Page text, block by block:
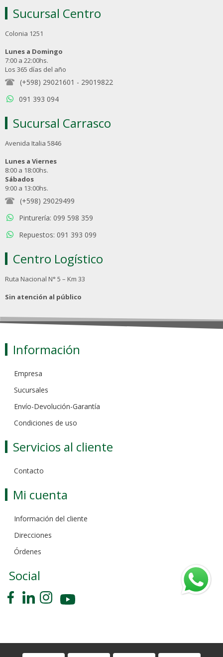
Sucursal Centro
Colonia 1251
Lunes a Domingo
7:00 a 22:00hs.
Los 365 días del año
(+598) 29021601 - 29019822
091 393 094
Sucursal Carrasco
Avenida Italia 5846
Lunes a Viernes
8:00 a 18:00hs.
Sábados
9:00 a 13:00hs.
(+598) 29029499
Pinturería: 099 598 359
Repuestos: 091 393 099
Centro Logístico
Ruta Nacional N° 5 – Km 33
Sin atención al público
Información
Empresa
Sucursales
Envío-Devolución-Garantía
Condiciones de uso
Servicios al cliente
Contacto
Mi cuenta
Información del cliente
Direcciones
Órdenes
Social